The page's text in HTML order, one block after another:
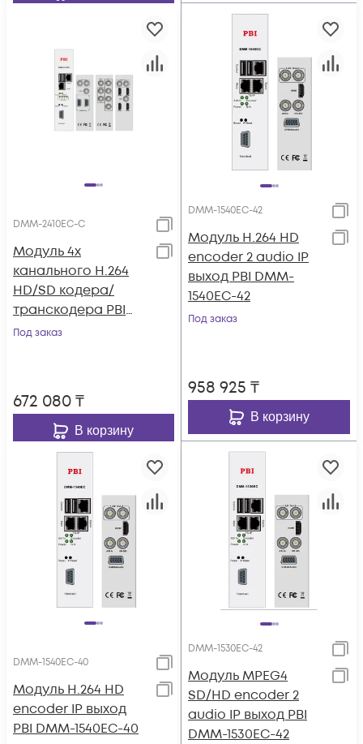
DMM-2410EC-С
Модуль 4х
канального H.264
HD/SD кодера/
транскодера PBI
DMM-2410EC-С
Под заказ
672 080₸
В корзину
DMM-1540EC-42
Модуль H.264 HD
encoder 2 audio IP
выход PBI DMM-
1540EC-42
Под заказ
958 925 ₸
В корзину
DMM-1540EC-40
Модуль H.264 HD
encoder IP выход
PBI DMM-1540EC-40
DMM-1530EC-42
Модуль MPEG4
SD/HD encoder 2
audio IP выход PBI
DMM-1530EC-42